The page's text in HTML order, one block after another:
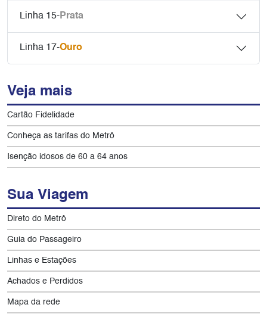
Linha 15-Prata
Linha 17-Ouro
Veja mais
Cartão Fidelidade
Conheça as tarifas do Metrô
Isenção idosos de 60 a 64 anos
Sua Viagem
Direto do Metrô
Guia do Passageiro
Linhas e Estações
Achados e Perdidos
Mapa da rede